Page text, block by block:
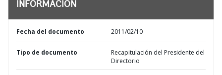
INFORMACIÓN
Fecha del documento 2011/02/10
Tipo de documento
Recapitulación del Presidente del
Directorio